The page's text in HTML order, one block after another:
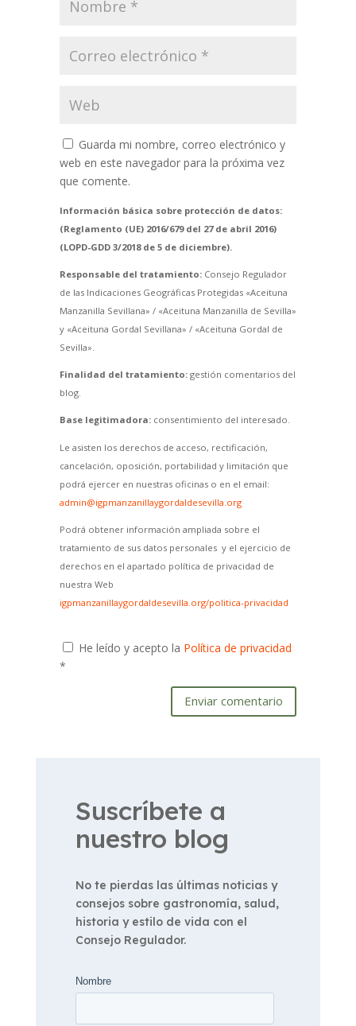
Guarda mi nombre, correo electrónico y
web en este navegador para la próxima vez
que comente.
Información básica sobre protección de datos:
(Reglamento (UE) 2016/679 del 27 de abril 2016)
(LOPD-GDD 3/2018 de 5 de diciembre).
Responsable del tratamiento:Consejo Regulador
de las Indicaciones Geográficas Protegidas «Aceituna
Manzanilla Sevillana» / «Aceituna Manzanilla de Sevilla»
y «Aceituna Gordal Sevillana» / «Aceituna Gordal de
Sevilla».
Finalidad del tratamiento:gestión comentarios del
blog.
Base legitimadora:consentimiento del interesado.
Le asisten los derechos de acceso, rectificación,
cancelación, oposición, portabilidad y limitación que
podrá ejercer en nuestras oficinas o en el email:
admin@igpmanzanillaygordaldesevilla.org
Podrá obtener información ampliada sobre el
tratamiento de sus datos personales y el ejercicio de
derechos en el apartado política de privacidad de
nuestra Web
igpmanzanillaygordaldesevilla.org/politica-privacidad
He leído y acepto la Política de privacidad
*
Enviar comentario
Suscríbete a
nuestro blog
No te pierdas las últimas noticias y
consejos sobre gastronomía, salud,
historia y estilo de vida con el
Consejo Regulador.